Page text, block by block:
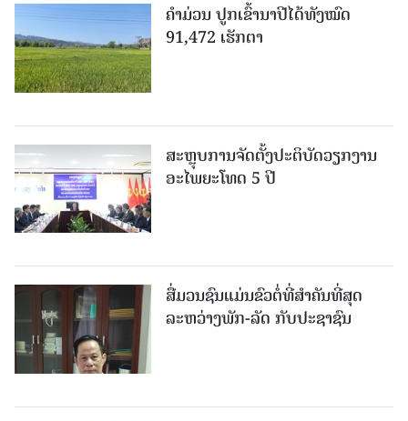
ຄໍາມ່ວນ ປູກເຂົ້ານາປີໄດ້ທັງໝົດ
91,472 ເຮັກຕາ
ສະຫຼຸບການຈັດຕັ້ງປະຕິບັດວຽກງານ
ອະໄພຍະໂທດ 5 ປີ
ສື່ມວນຊົນແມ່ນຂົວຕໍ່ທີ່ສໍາຄັນທີ່ສຸດ
ລະຫວ່າງພັກ-ລັດ ກັບປະຊາຊົນ